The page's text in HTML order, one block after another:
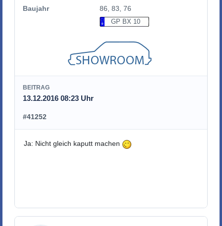
Baujahr
86, 83, 76
GP BX 10
BEITRAG
13.12.2016 08:23 Uhr
#41252
Ja: Nicht gleich kaputt machen